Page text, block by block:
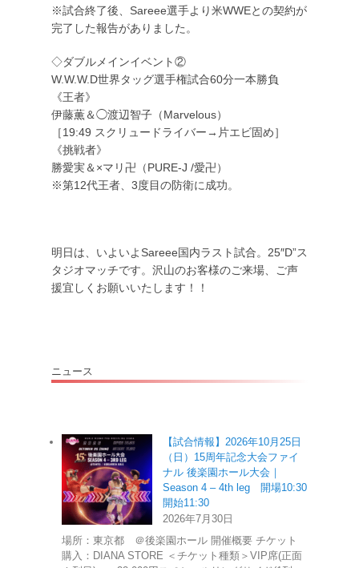
※試合終了後、Sareee選手より米WWEとの契約が
完了した報告がありました。
◇ダブルメインイベント②
W.W.W.D世界タッグ選手権試合60分一本勝負
《王者》
伊藤薫＆◯渡辺智子（Marvelous）
［19:49 スクリュードライバー→片エビ固め］
《挑戦者》
勝愛実＆×マリ卍（PURE-J /愛卍）
※第12代王者、3度目の防衛に成功。
明日は、いよいよSareee国内ラスト試合。25″D”ス
タジオマッチです。沢山のお客様のご来場、ご声
援宜しくお願いいたします！！
ニュース
【試合情報】2026年10月25日
（日）15周年記念大会ファイ
ナル 後楽園ホール大会｜
Season 4 – 4th leg 開場10:30
開始11:30
2026年7月30日
場所：東京都 ＠後楽園ホール 開催概要 チケット
購入：DIANA STORE ＜チケット種類＞VIP席(正面